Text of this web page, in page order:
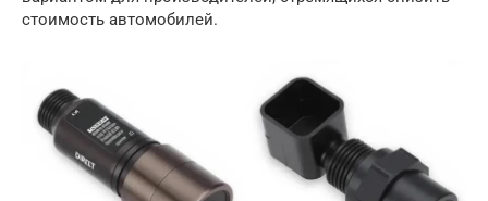
стоимость автомобилей.